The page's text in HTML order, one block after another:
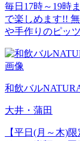
毎日17時～19時
で楽しめます!!
や手作りのピッ
和飲バル
大井・蒲田
【平日(月～木)